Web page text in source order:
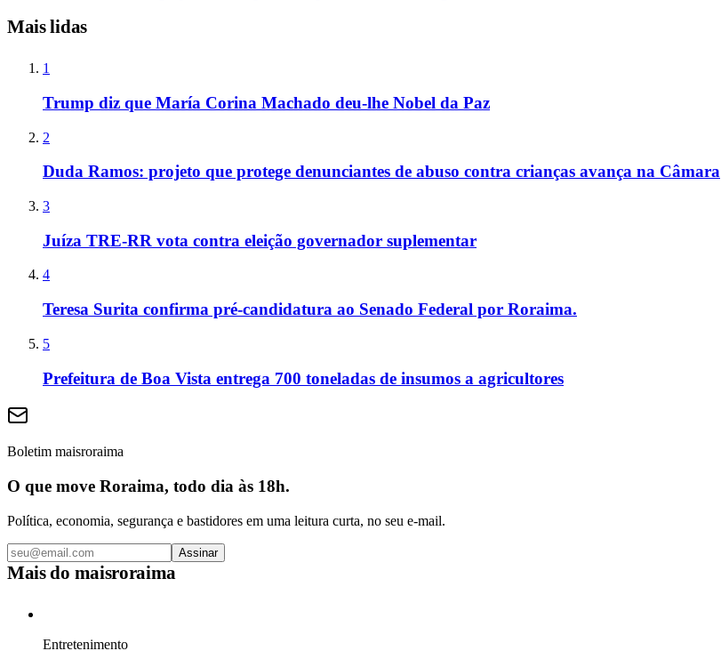
Mais lidas
1
Trump diz que María Corina Machado deu-lhe Nobel da Paz
2
Duda Ramos: projeto que protege denunciantes de abuso contra crianças avança na Câmara
3
Juíza TRE-RR vota contra eleição governador suplementar
4
Teresa Surita confirma pré-candidatura ao Senado Federal por Roraima.
5
Prefeitura de Boa Vista entrega 700 toneladas de insumos a agricultores
Boletim maisroraima
O que move Roraima, todo dia às 18h.
Política, economia, segurança e bastidores em uma leitura curta, no seu e-mail.
Assinar
Mais do maisroraima
Entretenimento